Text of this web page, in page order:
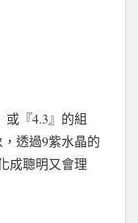
或『4.3 』的組
透過9紫水晶的
成聰明又會理